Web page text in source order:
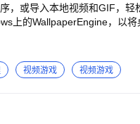
或导入本地视频和GIF，轻松
上的WallpaperEngine，以将
踪您的行为。 要获得该应用程序的支
部分： •https://help.wallpaperengine.io
视频游戏 视频游戏